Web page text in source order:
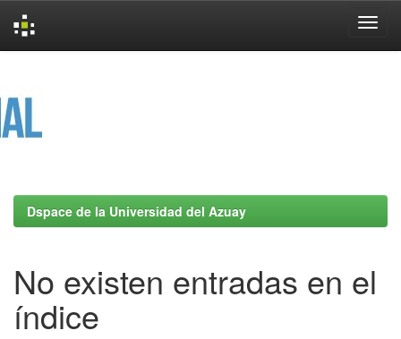
Dspace de la Universidad del Azuay
No existen entradas en el
índice